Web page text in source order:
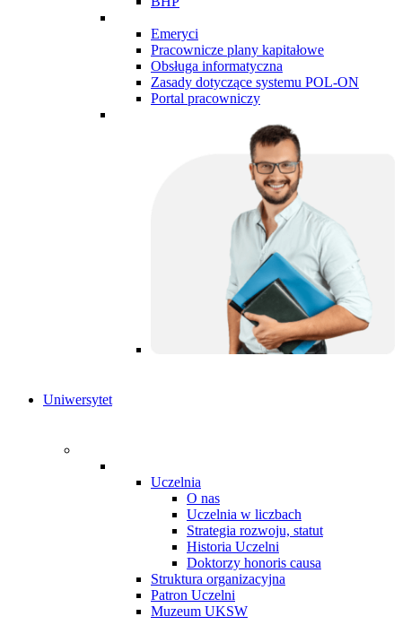
Emeryci
Pracownicze plany kapitałowe
Obsługa informatyczna
Zasady dotyczące systemu POL-ON
Portal pracowniczy
Uniwersytet
Uczelnia
O nas
Uczelnia w liczbach
Strategia rozwoju, statut
Historia Uczelni
Doktorzy honoris causa
Struktura organizacyjna
Patron Uczelni
Muzeum UKSW